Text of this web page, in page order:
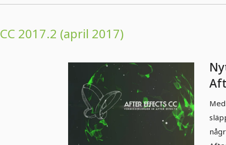
CC 2017.2 (april 2017)